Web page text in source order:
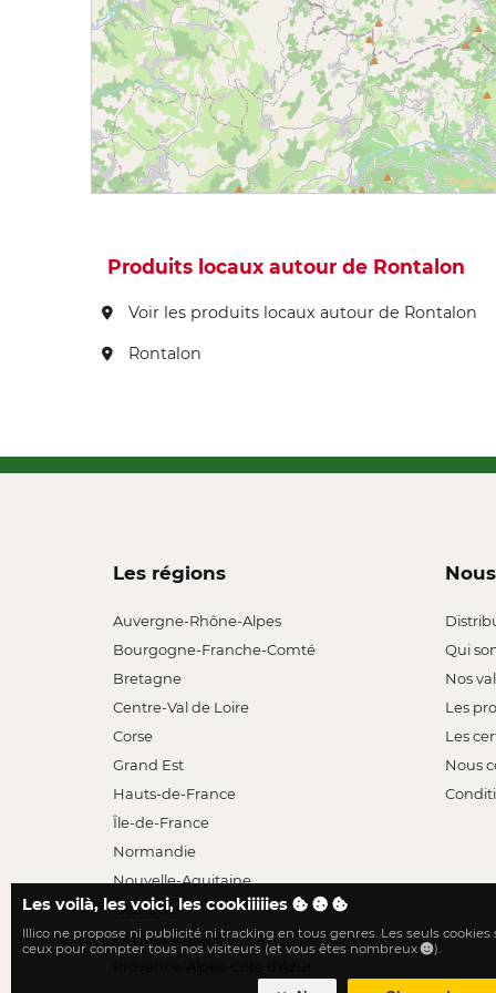
Produits locaux autour de Rontalon
Voir les produits locaux autour de Rontalon
Rontalon
Les régions
Auvergne-Rhône-Alpes
Bourgogne-Franche-Comté
Bretagne
Centre-Val de Loire
Corse
Grand Est
Hauts-de-France
Île-de-France
Normandie
Nouvelle-Aquitaine
Occitanie
Pays de la Loire
Qui
Nos
Les
Les
Nous
Les voilà, les voici, les cookiiiiies
Illico ne propose ni publicité ni tracking en tous genres. Les seuls cookies
ceux pour compter tous nos visiteurs (et vous êtes nombreux
).